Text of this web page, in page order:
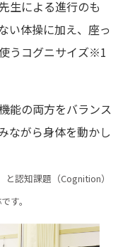
生による進行のも
い体操に加え、座っ
うコグニサイズ※1
能の両方をバランス
ながら身体を動かし
認知課題（Cognition）
す。